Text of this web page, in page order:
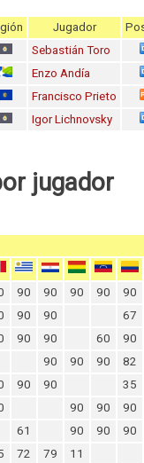
Jugador
Sebastián Toro
Enzo Andía
Francisco Prieto
Igor Lichnovsky
jugador
90 90 90 90
90
90 90
67
90 90 60
90
90 90 90
82
90 90
35
90 90
90
61 90 90
90
72 79
11